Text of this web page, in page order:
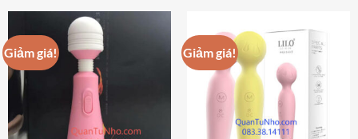
nhiều
biến
thể.
Các
chọn
Giảm giá! Giảm giá!